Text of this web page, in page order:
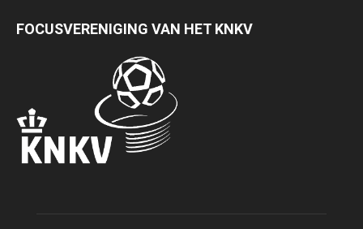
FOCUSVERENIGING VAN HET KNKV